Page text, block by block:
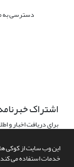
این وب سایت از کوکی ها
خدمات استفاده می
دسترسی به
اشتراک
برای دریافت اخبار و